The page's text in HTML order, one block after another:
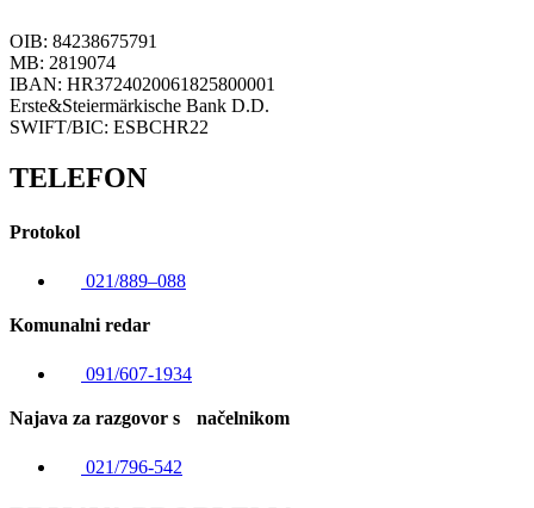
OIB: 84238675791
MB: 2819074
IBAN: HR3724020061825800001
Erste&Steiermärkische Bank D.D.
SWIFT/BIC: ESBCHR22
TELEFON
Protokol
021/889–088
Komunalni redar
091/607-1934
Najava za razgovor s načelnikom
021/796-542